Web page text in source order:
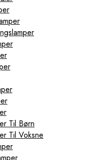
Til Børn
Til Voksne